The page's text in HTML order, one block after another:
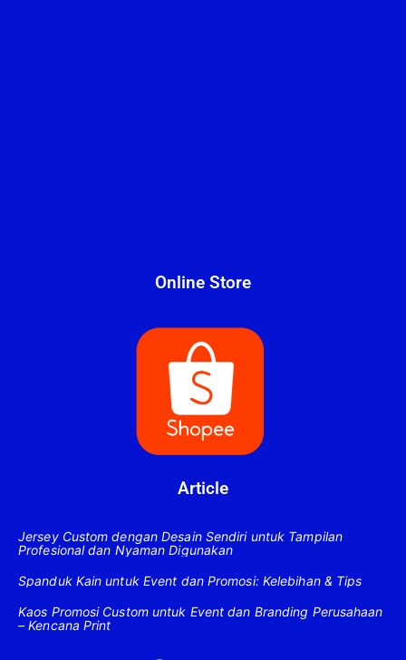
Online Store
Article
Jersey Custom dengan Desain Sendiri untuk Tampilan
Profesional dan Nyaman Digunakan
Spanduk Kain untuk Event dan Promosi: Kelebihan & Tips
Kaos Promosi Custom untuk Event dan Branding Perusahaan
– Kencana Print